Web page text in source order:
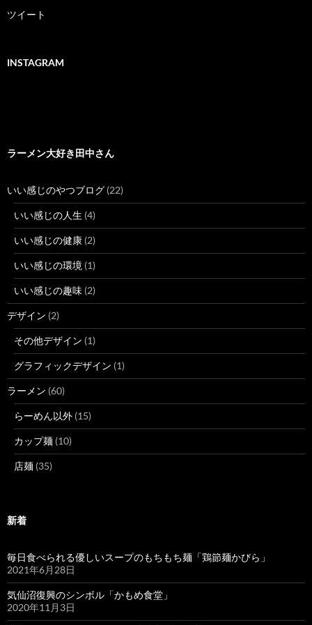
ツイート
INSTAGRAM
ラーメン大好き田中さん
いい感じのやつブログ (22)
いい感じの人生 (4)
いい感じの健康 (2)
いい感じの環境 (1)
いい感じの趣味 (2)
デザイン (2)
その他デザイン (1)
グラフィックデザイン (1)
ラーメン (60)
らーめん以外 (15)
カップ麺 (10)
店麺 (35)
新着
毎日食べられる優しいスープのもちもち麺「鶏節麺かびら」
2021年6月28日
気仙沼復興のシンボル「かもめ食堂」
2020年11月3日